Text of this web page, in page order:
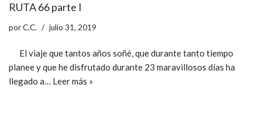
RUTA 66 parte I
porC.C. julio 31, 2019
El viaje que tantos años soñé, que durante tanto tiempo
planee y que he disfrutado durante 23 maravillosos días ha
llegado a… Leer más »